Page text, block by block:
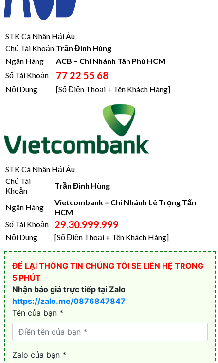
STK Cá Nhân Hải Âu
Chủ Tài Khoản Trần Đình Hùng
Ngân Hàng
ACB – Chi Nhánh Tân Phú HCM
Số Tài Khoản
77 22 55 68
Nội Dung [Số Điện Thoại + Tên Khách Hàng]
STK Cá Nhân Hải Âu
Chủ Tài
Khoản
Trần Đình Hùng
Ngân Hàng
Vietcombank – Chi Nhánh Lê Trọng Tấn
HCM
Số Tài Khoản
29.30.999.999
Nội Dung [Số Điện Thoại + Tên Khách Hàng]